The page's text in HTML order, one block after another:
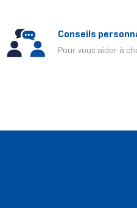
Conseils
Pour vous aider à